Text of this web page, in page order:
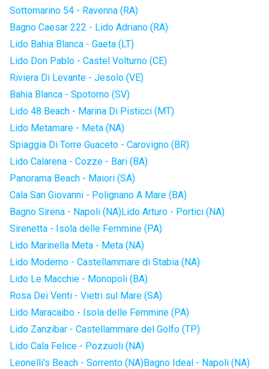
Sottomarino 54 - Ravenna (RA)
Bagno Caesar 222 - Lido Adriano (RA)
Lido Bahia Blanca - Gaeta (LT)
Lido Don Pablo - Castel Volturno (CE)
Riviera Di Levante - Jesolo (VE)
Bahia Blanca - Spotorno (SV)
Lido 48 Beach - Marina Di Pisticci (MT)
Lido Metamare - Meta (NA)
Spiaggia Di Torre Guaceto - Carovigno (BR)
Lido Calarena - Cozze - Bari (BA)
Panorama Beach - Maiori (SA)
Cala San Giovanni - Polignano A Mare (BA)
Bagno Sirena - Napoli (NA)Lido Arturo - Portici (NA)
Sirenetta - Isola delle Femmine (PA)
Lido Marinella Meta - Meta (NA)
Lido Moderno - Castellammare di Stabia (NA)
Lido Le Macchie - Monopoli (BA)
Rosa Dei Venti - Vietri sul Mare (SA)
Lido Maracaibo - Isola delle Femmine (PA)
Lido Zanzibar - Castellammare del Golfo (TP)
Lido Cala Felice - Pozzuoli (NA)
Leonelli's Beach - Sorrento (NA)Bagno Ideal - Napoli (NA)